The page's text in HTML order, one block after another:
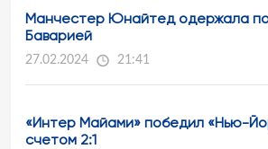
Манчестер Юнайтед одержала
Баварией
27.02.2024 21:41
«Интер Майами» победил «Нью-
счетом 2:1